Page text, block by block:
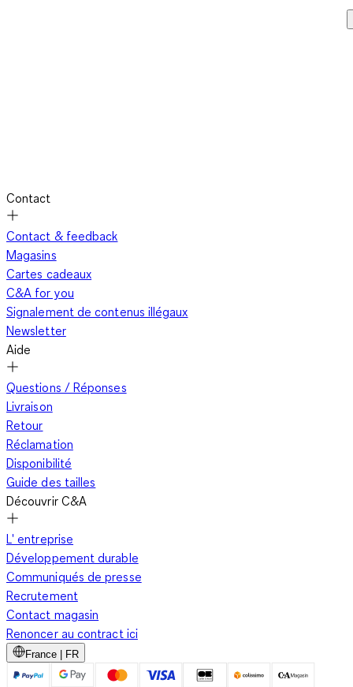
Contact
Contact & feedback
Magasins
Cartes cadeaux
C&A for you
Signalement de contenus illégaux
Newsletter
Aide
Questions / Réponses
Livraison
Retour
Réclamation
Disponibilité
Guide des tailles
Découvrir C&A
L' entreprise
Développement durable
Communiqués de presse
Recrutement
Contact magasin
Renoncer au contract ici
France | FR